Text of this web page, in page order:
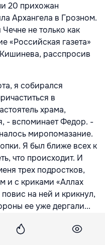
20 прихожан
Архангела в Грозном.
не только как
«Российская газета»
расспросив
я собирался
в
храма,
- вспоминает Федор. -
миропомазание.
Я был ближе всех к
что происходит. И
трех подростков,
и с криками «Аллах
на ней и крикнул,
ее уже дергали...
момент к нему уже
забаррикадировать